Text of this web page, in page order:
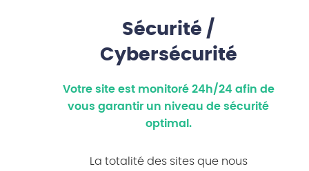
Sécurité /
Cybersécurité
Votre site est monitoré 24h/24 afin de
vous garantir un niveau de sécurité
optimal.
La totalité des sites que nous